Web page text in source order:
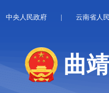
中央人民政府 云南省人
曲